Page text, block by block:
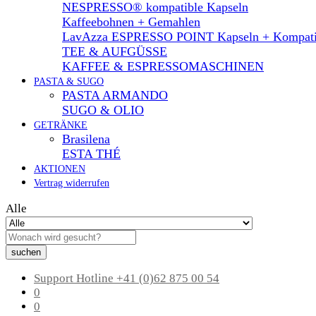
NESPRESSO® kompatible Kapseln
Kaffeebohnen + Gemahlen
LavAzza ESPRESSO POINT Kapseln +
TEE & AUFGÜSSE
KAFFEE & ESPRESSOMASCHINEN
PASTA & SUGO
PASTA ARMANDO
SUGO & OLIO
GETRÄNKE
Brasilena
ESTA THÉ
AKTIONEN
Vertrag widerrufen
Alle
suchen
Support Hotline +41 (0)62 875 00 54
0
0